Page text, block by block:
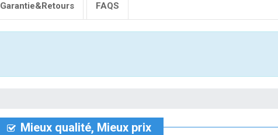
Garantie&Retours FAQS
Mieux qualité, Mieux prix